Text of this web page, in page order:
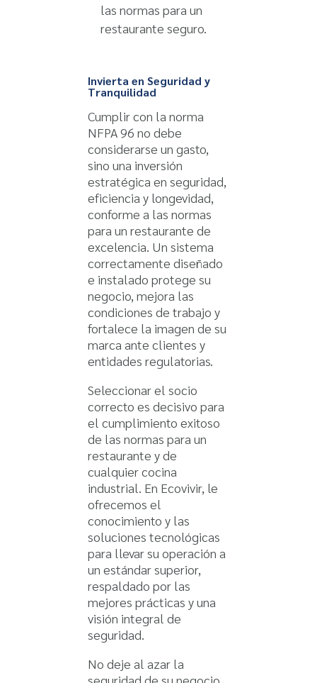
las normas para un
restaurante seguro.
Invierta en Seguridad y
Tranquilidad
Cumplir con la norma
NFPA 96 no debe
considerarse un gasto,
sino una inversión
estratégica en seguridad,
eficiencia y longevidad,
conforme a las normas
para un restaurante de
excelencia. Un sistema
correctamente diseñado
e instalado protege su
negocio, mejora las
condiciones de trabajo y
fortalece la imagen de su
marca ante clientes y
entidades regulatorias.
Seleccionar el socio
correcto es decisivo para
el cumplimiento exitoso
de las normas para un
restaurante y de
cualquier cocina
industrial. En Ecovivir, le
ofrecemos el
conocimiento y las
soluciones tecnológicas
para llevar su operación a
un estándar superior,
respaldado por las
mejores prácticas y una
visión integral de
seguridad.
No deje al azar la
seguridad de su negocio.